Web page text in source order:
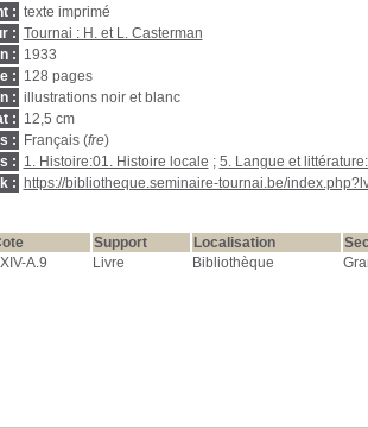
: texte imprimé
: Tournai : H. et L. Casterman
: 1933
: 128 pages
: illustrations noir et blanc
: 12,5 cm
:
Français (fre)
: 1. Histoire:01. Histoire locale ; 5. Langue et
:
https://bibliotheque.seminaire-tournai.be/
Support Localisation
A.9 Livre Bibliothèque